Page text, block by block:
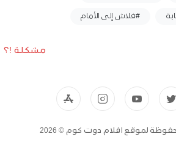
#فلاش إلى الأمام
مشكلة !؟
لموقع افلام دوت كوم © 2026